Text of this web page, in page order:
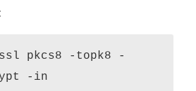
pkcs8 -topk8 -
-in